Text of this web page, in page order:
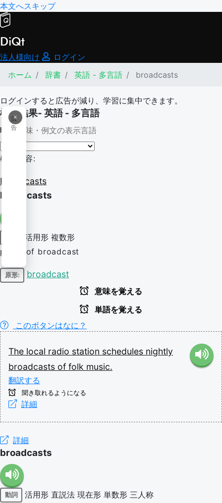
本文へスキップ
DiQt
法人様向け
ログイン
ホーム
辞書 英語 - 多言語 broadcasts
ログインすると広告が減り、学習に集中できます。
×
広
告
検索結果- 英語 - 多言語
意味・例文の表示言語
検索内容:
broadcasts
broadcasts
活用形 複数形
plural of broadcast
原形: broadcast
意味を覚える
単語を覚える
このボタンはなに？
The local radio station schedules nightly
broadcasts of folk music.
翻訳する
聞き取れるようになる
詳細
詳細
broadcasts
動詞 活用形 直説法 現在形 単数形 三人称